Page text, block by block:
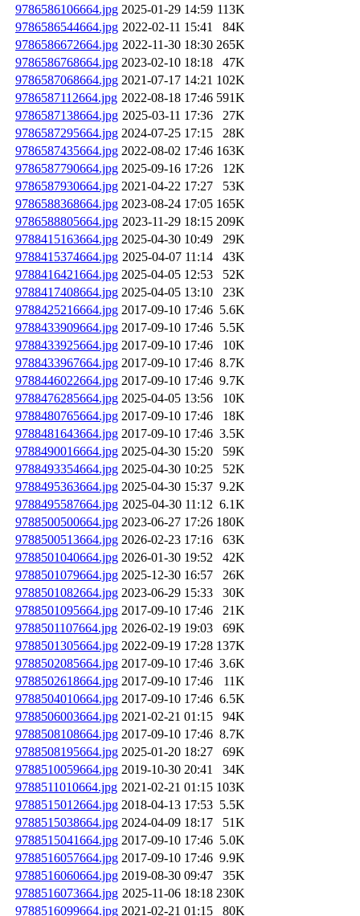
9786586106664.jpg 2025-01-29 14:59 113K
9786586544664.jpg 2022-02-11 15:41
84K
9786586672664.jpg 2022-11-30 18:30 265K
9786586768664.jpg 2023-02-10 18:18
47K
9786587068664.jpg 2021-07-17 14:21 102K
9786587112664.jpg 2022-08-18 17:46 591K
9786587138664.jpg 2025-03-11 17:36
27K
9786587295664.jpg 2024-07-25 17:15
28K
9786587435664.jpg 2022-08-02 17:46 163K
9786587790664.jpg 2025-09-16 17:26
12K
9786587930664.jpg 2021-04-22 17:27
53K
9786588368664.jpg 2023-08-24 17:05 165K
9786588805664.jpg 2023-11-29 18:15 209K
9788415163664.jpg 2025-04-30 10:49
29K
9788415374664.jpg 2025-04-07 11:14
43K
9788416421664.jpg 2025-04-05 12:53
52K
9788417408664.jpg 2025-04-05 13:10
23K
9788425216664.jpg 2017-09-10 17:46 5.6K
9788433909664.jpg 2017-09-10 17:46 5.5K
9788433925664.jpg 2017-09-10 17:46
10K
9788433967664.jpg 2017-09-10 17:46 8.7K
9788446022664.jpg 2017-09-10 17:46 9.7K
9788476285664.jpg 2025-04-05 13:56
10K
9788480765664.jpg 2017-09-10 17:46
18K
9788481643664.jpg 2017-09-10 17:46 3.5K
9788490016664.jpg 2025-04-30 15:20
59K
9788493354664.jpg 2025-04-30 10:25
52K
9788495363664.jpg 2025-04-30 15:37 9.2K
9788495587664.jpg 2025-04-30 11:12 6.1K
9788500500664.jpg 2023-06-27 17:26 180K
9788500513664.jpg 2026-02-23 17:16
63K
9788501040664.jpg 2026-01-30 19:52
42K
9788501079664.jpg 2025-12-30 16:57
26K
9788501082664.jpg 2023-06-29 15:33
30K
9788501095664.jpg 2017-09-10 17:46
21K
9788501107664.jpg 2026-02-19 19:03
69K
9788501305664.jpg 2022-09-19 17:28 137K
9788502085664.jpg 2017-09-10 17:46 3.6K
9788502618664.jpg 2017-09-10 17:46
11K
9788504010664.jpg 2017-09-10 17:46 6.5K
9788506003664.jpg 2021-02-21 01:15
94K
9788508108664.jpg 2017-09-10 17:46 8.7K
9788508195664.jpg 2025-01-20 18:27
69K
9788510059664.jpg 2019-10-30 20:41
34K
9788511010664.jpg 2021-02-21 01:15 103K
9788515012664.jpg 2018-04-13 17:53 5.5K
9788515038664.jpg 2024-04-09 18:17
51K
9788515041664.jpg 2017-09-10 17:46 5.0K
9788516057664.jpg 2017-09-10 17:46 9.9K
9788516060664.jpg 2019-08-30 09:47
35K
9788516073664.jpg 2025-11-06 18:18 230K
9788516099664.jpg 2021-02-21 01:15 80K